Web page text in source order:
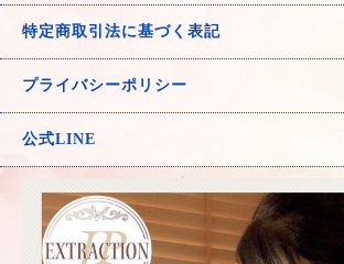
特定商取引法に基づく表記
プライバシーポリシー
公式LINE